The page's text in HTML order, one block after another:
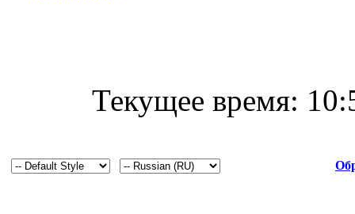
Текущее время: